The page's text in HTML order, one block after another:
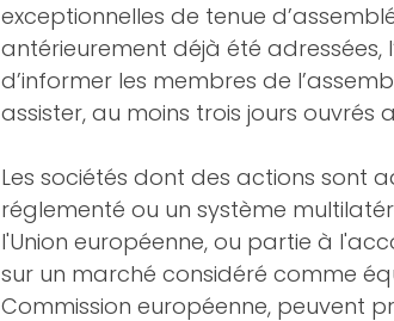
exceptionnelles de tenue
antérieurement déjà été adressées,
d’informer les membres de
assister, au moins trois jours
Les sociétés dont des actions sont
réglementé ou un système
l'Union européenne, ou partie à
sur un marché considéré comme
Commission européenne, peuvent